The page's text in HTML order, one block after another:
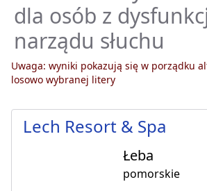
dla osób z
narządu słuchu
Uwaga: wyniki pokazują się w porządku
losowo wybranej litery
Lech Resort & Spa
Łeba
pomorskie